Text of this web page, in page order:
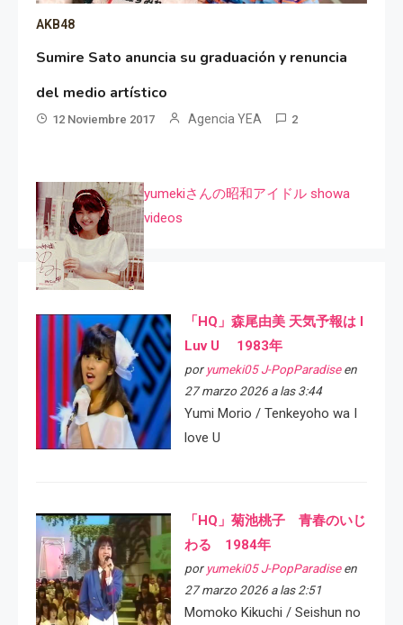
AKB48
Sumire Sato anuncia su graduación y renuncia
del medio artístico
12 Noviembre 2017 Agencia YEA 2
yumekiさんの昭和アイドル showa
videos
「HQ」森尾由美 天気予報は I
Luv U 1983年
por yumeki05 J-PopParadiseen
27 marzo 2026 a las 3:44
Yumi Morio / Tenkeyoho wa I
love U
「HQ」菊池桃子 青春のいじ
わる 1984年
por yumeki05 J-PopParadiseen
27 marzo 2026 a las 2:51
Momoko Kikuchi / Seishun no